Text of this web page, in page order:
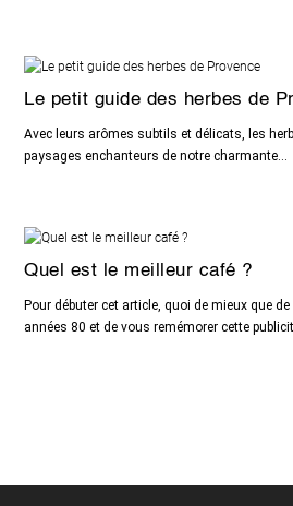
Le petit guide des herbes de
Avec leurs arômes subtils et délicats, les
paysages enchanteurs de notre charmante...
Quel est le meilleur café ?
Pour débuter cet article, quoi de mieux que
années 80 et de vous remémorer cette